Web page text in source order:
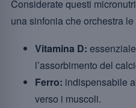
Considerate questi
una sinfonia che orchestra
Vitamina D:
l’assorbimento del
Ferro: indispensabile
verso i muscoli.